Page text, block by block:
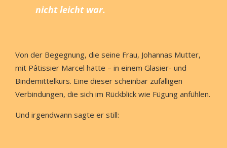
nicht leicht war.
Von der Begegnung, die seine Frau, Johannas Mutter,
mit Pâtissier Marcel hatte – in einem Glasier- und
Bindemittelkurs. Eine dieser scheinbar zufälligen
Verbindungen, die sich im Rückblick wie Fügung anfühlen.
Und irgendwann sagte er still: